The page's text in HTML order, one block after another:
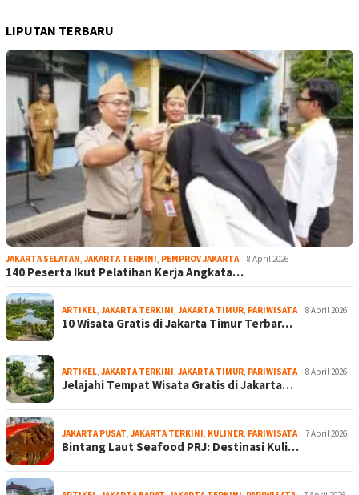
LIPUTAN TERBARU
JAKARTA SELATAN, JAKARTA TERKINI, PEMPROV JAKARTA 8 April 2026
140 Peserta Ikut Pelatihan Kerja Angkata…
ARTIKEL, JAKARTA TERKINI, JAKARTA TIMUR, PARIWISATA 8 April 2026
10 Wisata Gratis di Jakarta Timur Terbar…
ARTIKEL, JAKARTA TERKINI, JAKARTA TIMUR, PARIWISATA 8 April 2026
Jelajahi Tempat Wisata Gratis di Jakarta…
JAKARTA PUSAT, JAKARTA TERKINI, KULINER, PARIWISATA 7 April 2026
Bintang Laut Seafood PRJ: Destinasi Kuli…